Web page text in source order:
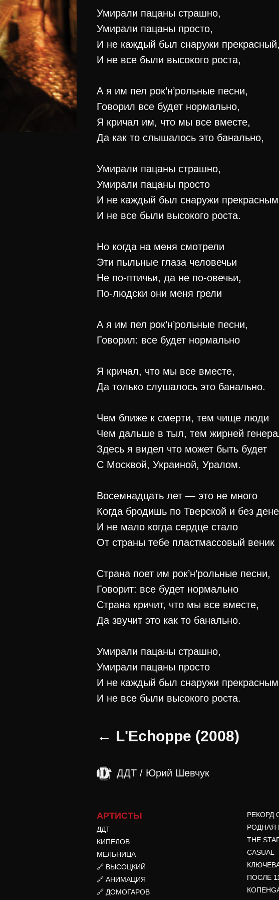
Умирали пацаны страшно,
Умирали пацаны просто,
И не каждый был снаружи прекрасный,
И не все были высокого роста,
А я им пел рок’н’рольные песни,
Говорил все будет нормально,
Я кричал им, что мы все вместе,
Да как то слышалось это банально,
Умирали пацаны страшно,
Умирали пацаны просто
И не каждый был снаружи
И не все были высокого роста.
Но когда на меня смотрели
Эти пыльные глаза человечьи
Не по-птичьи, да не по-овечьи,
По-людски они меня грели
А я им пел рок’н’рольные песни,
Говорил: все будет нормально
Я кричал, что мы все вместе,
Да только слушалось это банально.
Чем ближе к смерти, тем чище люди
Чем дальше в тыл, тем жирней
Здесь я видел что может быть будет
С Москвой, Украиной, Уралом.
Восемнадцать лет — это не много
Когда бродишь по Тверской и без
И не мало когда сердце стало
От страны тебе пластмассовый веник
Страна поет им рок’н’рольные песни,
Говорит: все будет нормально
Страна кричит, что мы все вместе,
Да звучит это как то банально.
Умирали пацаны страшно,
Умирали пацаны просто
И не каждый был снаружи
И не все были высокого роста.
← L'Echoppe (2008)
ДДТ / Юрий Шевчук
АРТИСТЫ
ДДТ
КИПЕЛОВ
МЕЛЬНИЦА
🔗 ВЫСОЦКИЙ
🔗 АНИМАЦИЯ
🔗 ДОМОГАРОВ
РЕКОРД
РОДНАЯ
THE
CASUAL
ПОСЛЕ 11